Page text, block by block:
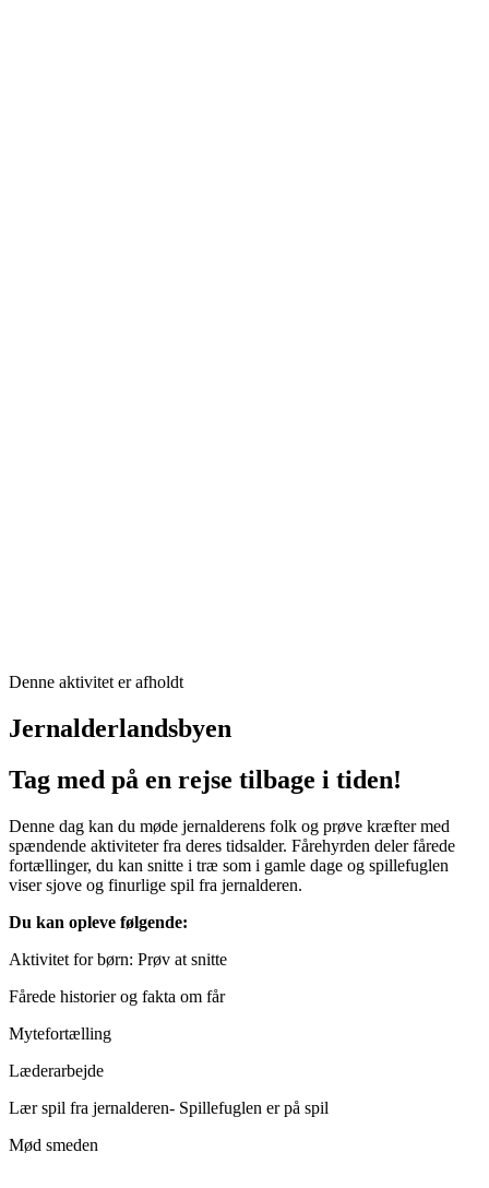
Denne aktivitet er afholdt
Jernalderlandsbyen
Tag med på en rejse tilbage i tiden!
Denne dag kan du møde jernalderens folk og prøve kræfter med
spændende aktiviteter fra deres tidsalder. Fårehyrden deler fårede
fortællinger, du kan snitte i træ som i gamle dage og spillefuglen
viser sjove og finurlige spil fra jernalderen.
Du kan opleve følgende:
Aktivitet for børn: Prøv at snitte
Fårede historier og fakta om får
Mytefortælling
Læderarbejde
Lær spil fra jernalderen- Spillefuglen er på spil
Mød smeden